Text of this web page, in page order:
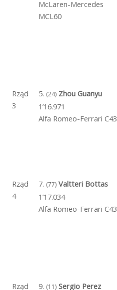
McLaren-Mercedes
MCL60
Rząd
3
5. (24) Zhou Guanyu
1’16.971
Alfa Romeo-Ferrari C43
Rząd
4
7. (77) Valtteri Bottas
1’17.034
Alfa Romeo-Ferrari C43
Rząd
9. (11) Sergio Perez